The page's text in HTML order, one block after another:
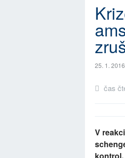
25. 1. 2016
čas
V